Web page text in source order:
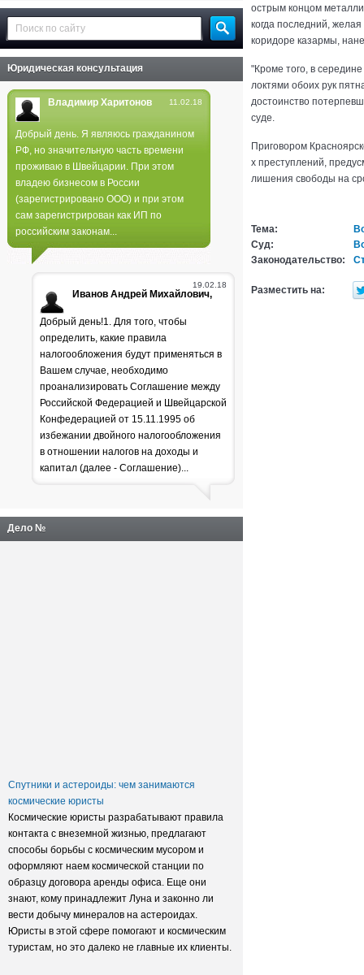
Полиция не нашла следов
поджога в лесах края
Генпрокуратура
раскритиковала положение
дел в лесной отрасли
Юридическая консультация
11.02.18
Владимир Харитонов
Добрый день. Я являюсь гражданином
РФ, но значительную часть времени
проживаю в Швейцарии. При этом
владею бизнесом в России
(зарегистрировано ООО) и при этом
сам зарегистрирован как ИП по
российским законам...
19.02.18
Иванов Андрей Михайлович,
Добрый день!1. Для того, чтобы
определить, какие правила
налогообложения будут применяться в
Вашем случае, необходимо
проанализировать Соглашение между
Российской Федерацией и Швейцарской
Конфедерацией от 15.11.1995 об
избежании двойного налогообложения
в отношении налогов на доходы и
капитал (далее - Соглашение)...
Дело №
Спутники и астероиды: чем занимаются
космические юристы
Космические юристы разрабатывают правила
контакта с внеземной жизнью, предлагают
способы борьбы с космическим мусором и
оформляют наем космической станции по
образцу договора аренды офиса. Еще они
знают, кому принадлежит Луна и законно ли
вести добычу минералов на астероидах.
Юристы в этой сфере помогают и космическим
туристам, но это далеко не главные их клиенты.
острым концом
когда последний,
коридоре казармы,
"Кроме того, в
локтями обоих рук
достоинство
суде.
Приговором
х преступлений,
лишения свободы на
Тема:
Суд:
Законодательство:
Разместить на: